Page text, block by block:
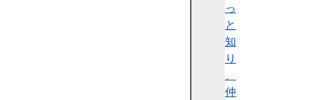
っ
と
知
り
、
仲